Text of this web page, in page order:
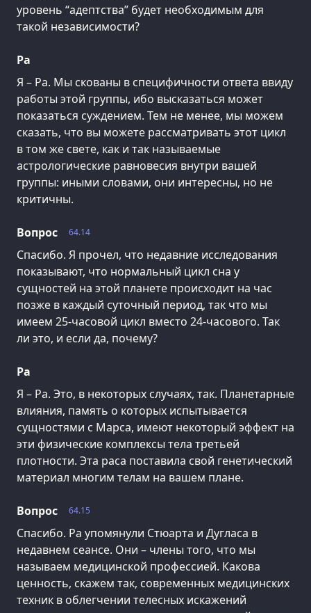
уровень “адептства” будет необходимым для
такой независимости?
Ра
Я – Ра. Мы скованы в специфичности ответа ввиду
работы этой группы, ибо высказаться может
показаться суждением. Тем не менее, мы можем
сказать, что вы можете рассматривать этот цикл
в том же свете, как и так называемые
астрологические равновесия внутри вашей
группы: иными словами, они интересны, но не
критичны.
64.14
Вопрос
Спасибо. Я прочел, что недавние исследования
показывают, что нормальный цикл сна у
сущностей на этой планете происходит на час
позже в каждый суточный период, так что мы
имеем 25-часовой цикл вместо 24-часового. Так
ли это, и если да, почему?
Ра
Я – Ра. Это, в некоторых случаях, так. Планетарные
влияния, память о которых испытывается
сущностями с Марса, имеют некоторый эффект на
эти физические комплексы тела третьей
плотности. Эта раса поставила свой генетический
материал многим телам на вашем плане.
64.15
Вопрос
Спасибо. Ра упомянули Стюарта и Дугласа в
недавнем сеансе. Они – члены того, что мы
называем медицинской профессией. Какова
ценность, скажем так, современных медицинских
техник в облегчении телесных искажений